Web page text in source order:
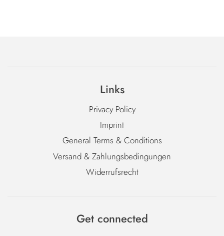
Links
Privacy Policy
Imprint
General Terms & Conditions
Versand & Zahlungsbedingungen
Widerrufsrecht
Get connected